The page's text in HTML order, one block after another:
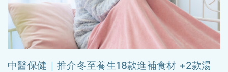
中醫保健｜推介冬至養生18款進補食材 +2款湯